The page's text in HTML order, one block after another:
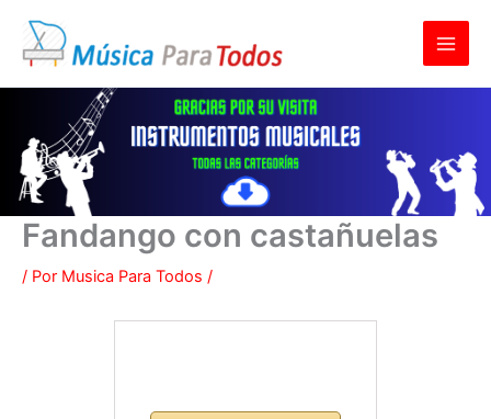
contenido
Fandango con castañuelas
/ Por Musica Para Todos /